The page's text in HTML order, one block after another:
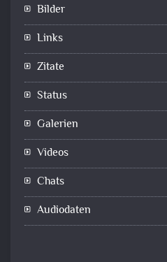
Bilder
Links
Zitate
Status
Galerien
Videos
Chats
Audiodaten